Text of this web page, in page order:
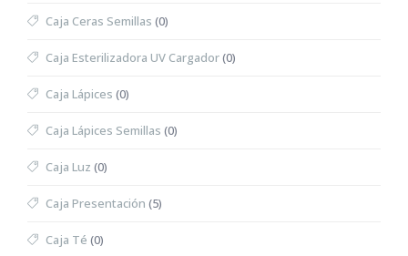
Caja Ceras Semillas (0)
Caja Esterilizadora UV Cargador(0)
Caja Lápices (0)
Caja Lápices Semillas (0)
Caja Luz (0)
Caja Presentación (5)
Caja Té (0)